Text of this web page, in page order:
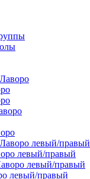
левый/правый
левый/правый
левый/правый
левый/правый